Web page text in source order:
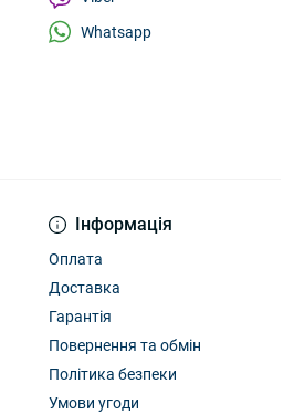
Інформація
Оплата
Доставка
Гарантія
Повернення та обмін
Політика безпеки
Умови угоди
Whatsapp